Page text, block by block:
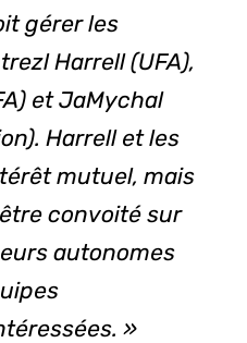
gérer les
Harrell (UFA),
et JaMychal
). Harrell et les
mutuel, mais
convoité sur
autonomes
»